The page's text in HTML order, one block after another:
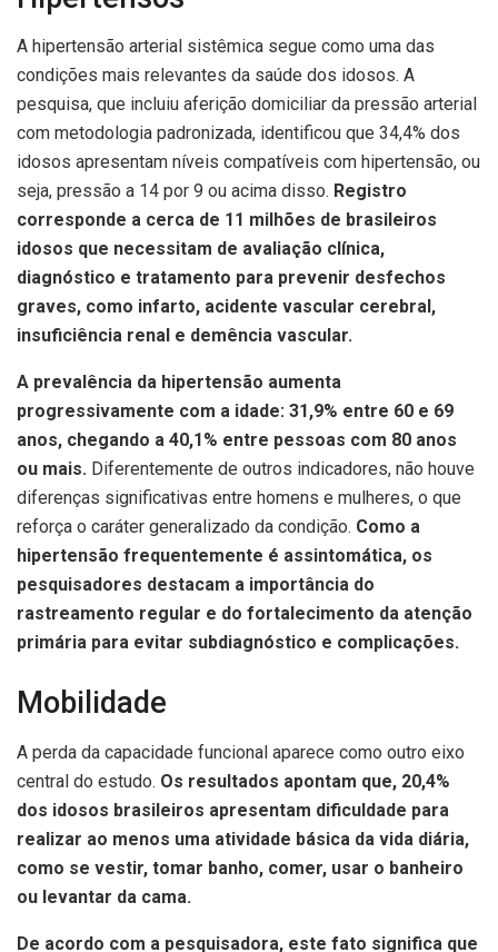
A hipertensão arterial sistêmica segue como uma das
condições mais relevantes da saúde dos idosos. A
pesquisa, que incluiu aferição domiciliar da pressão arterial
com metodologia padronizada, identificou que 34,4% dos
idosos apresentam níveis compatíveis com hipertensão, ou
seja, pressão a 14 por 9 ou acima disso. Registro
corresponde a cerca de 11 milhões de brasileiros
idosos que necessitam de avaliação clínica,
diagnóstico e tratamento para prevenir desfechos
graves, como infarto, acidente vascular cerebral,
insuficiência renal e demência vascular.
A prevalência da hipertensão aumenta
progressivamente com a idade: 31,9% entre 60 e 69
anos, chegando a 40,1% entre pessoas com 80 anos
ou mais. Diferentemente de outros indicadores, não houve
diferenças significativas entre homens e mulheres, o que
reforça o caráter generalizado da condição. Como a
hipertensão frequentemente é assintomática, os
pesquisadores destacam a importância do
rastreamento regular e do fortalecimento da atenção
primária para evitar subdiagnóstico e complicações.
Mobilidade
A perda da capacidade funcional aparece como outro eixo
central do estudo. Os resultados apontam que, 20,4%
dos idosos brasileiros apresentam dificuldade para
realizar ao menos uma atividade básica da vida diária,
como se vestir, tomar banho, comer, usar o banheiro
ou levantar da cama.
De acordo com a pesquisadora, este fato significa que